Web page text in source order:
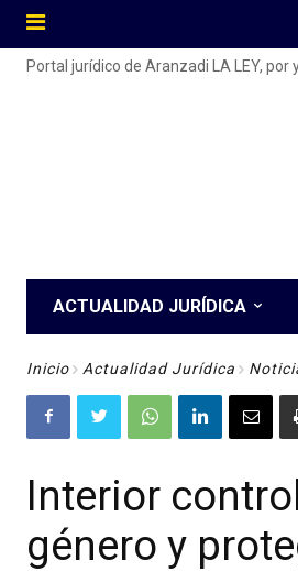
Portal jurídico de Aranzadi LA LEY,
ACTUALIDAD JURÍDICA
Inicio Actualidad Jurídica
Interior
género y